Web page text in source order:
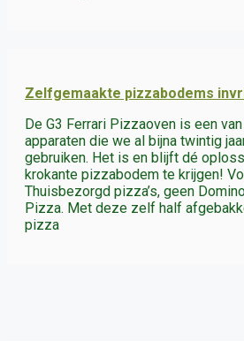
Zelfgemaakte pizzabodems
De G3 Ferrari Pizzaoven is een
apparaten die we al bijna twintig
gebruiken. Het is en blijft dé
krokante pizzabodem te krijgen!
Thuisbezorgd pizza’s, geen
Pizza. Met deze zelf half
pizza